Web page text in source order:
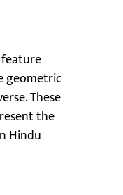
geometric
These
the
Hindu